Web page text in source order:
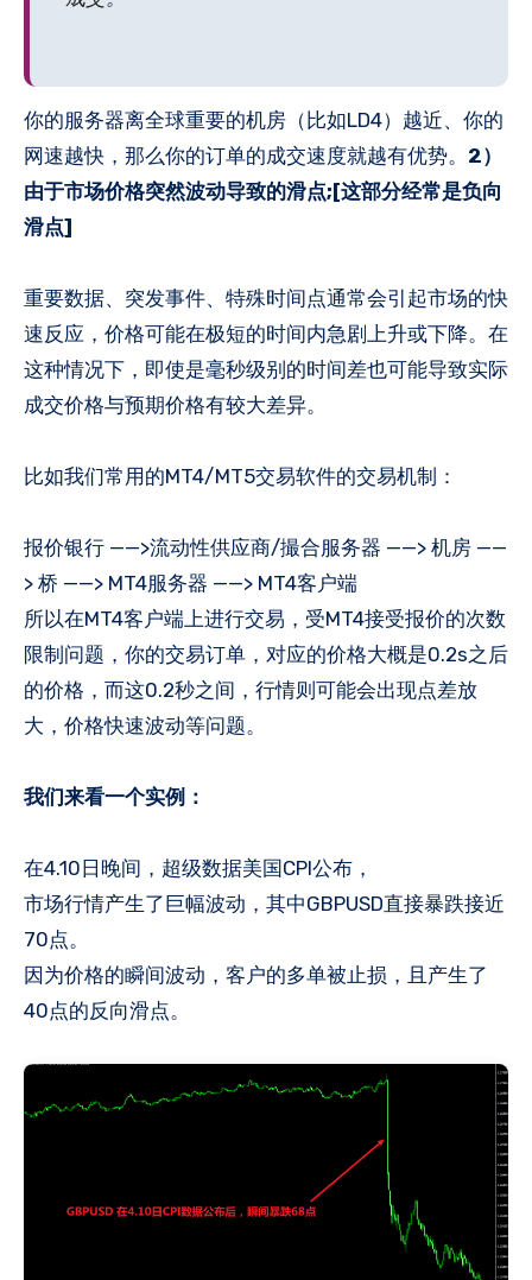
你的服务器离全球重要的机房（比如LD4）越近、你的
网速越快，那么你的订单的成交速度就越有优势。 2）
由于市场价格突然波动导致的滑点;[这部分经常是负向
滑点]
重要数据、突发事件、特殊时间点通常会引起市场的快
速反应，价格可能在极短的时间内急剧上升或下降。在
这种情况下，即使是毫秒级别的时间差也可能导致实际
成交价格与预期价格有较大差异。
比如我们常用的MT4/MT5交易软件的交易机制：
报价银行 ——>流动性供应商/撮合服务器 ——> 机房 ——
> 桥 ——> MT4服务器 ——> MT4客户端
所以在MT4客户端上进行交易，受MT4接受报价的次数
限制问题，你的交易订单，对应的价格大概是0.2s之后
的价格，而这0.2秒之间，行情则可能会出现点差放
大，价格快速波动等问题。
我们来看一个实例：
在4.10日晚间，超级数据美国CPI公布，
市场行情产生了巨幅波动，其中GBPUSD直接暴跌接近
70点。
因为价格的瞬间波动，客户的多单被止损，且产生了
40点的反向滑点。